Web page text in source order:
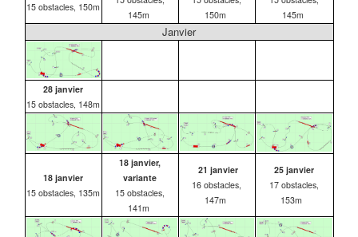
15 obstacles, 150m
145m
150m
145m
Janvier
28 janvier
15 obstacles, 148m
18 janvier
15 obstacles, 135m
18 janvier,
variante
15 obstacles,
141m
21 janvier
16 obstacles,
147m
25 janvier
17 obstacles,
153m